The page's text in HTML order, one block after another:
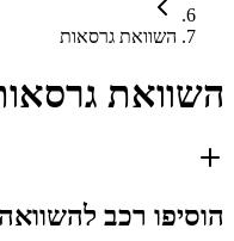
השוואת גרסאות
השוואת
הוסיפו רכב להשוואה